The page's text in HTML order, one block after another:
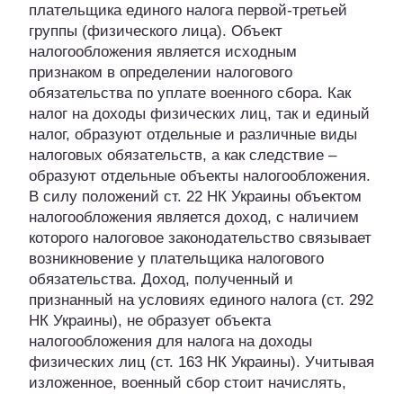
плательщика единого налога первой-третьей
группы (физического лица). Объект
налогообложения является исходным
признаком в определении налогового
обязательства по уплате военного сбора. Как
налог на доходы физических лиц, так и единый
налог, образуют отдельные и различные виды
налоговых обязательств, а как следствие –
образуют отдельные объекты налогообложения.
В силу положений ст. 22 НК Украины объектом
налогообложения является доход, с наличием
которого налоговое законодательство связывает
возникновение у плательщика налогового
обязательства. Доход, полученный и
признанный на условиях единого налога (ст. 292
НК Украины), не образует объекта
налогообложения для налога на доходы
физических лиц (ст. 163 НК Украины). Учитывая
изложенное, военный сбор стоит начислять,